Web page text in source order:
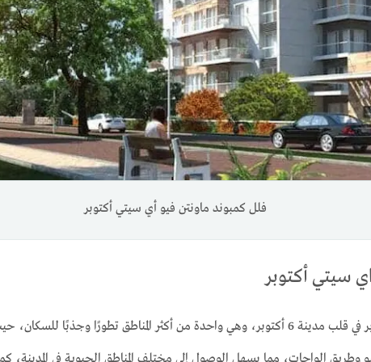
فلل كمبوند ماونتن فيو أي سيتي أكتوبر
سيتي أكتوبر
يقع كمبوند ماونتن فيو أي سيتي أكتوبر في قلب مدينة 6 أكتوبر، وهي واحدة من أكثر المناطق
الرئيسية مثل محور 26 يوليو وطريق الواحات، مما يسهل الوصول إلى مختلف المناطق الحيوية في